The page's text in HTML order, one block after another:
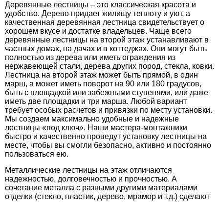
Деревянные лестницы – это классическая красота и
удобство. Дерево придает жилищу теплоту и уют, а
качественная деревянная лестница свидетельствует о
хорошем вкусе и достатке владельцев. Чаще всего
деревянные лестницы на второй этаж устанавливают в
частных домах, на дачах и в коттеджах. Они могут быть
полностью из дерева или иметь ограждения из
нержавеющей стали, дерева других пород, стекла, ковки.
Лестница на второй этаж может быть прямой, в один
марш, а может иметь поворот на 90 или 180 градусов,
быть с площадкой или забежными ступенями, или даже
иметь две площадки и три марша. Любой вариант
требует особых расчетов и привязки по месту установки.
Мы создаем максимально удобные и надежные
лестницы «под ключ». Наши мастера-монтажники
быстро и качественно проведут установку лестницы на
месте, чтобы вы смогли безопасно, активно и постоянно
пользоваться ею.
Металлические лестницы на этаж отличаются
надежностью, долговечностью и прочностью. А
сочетание металла с разными другими материалами
отделки (стекло, пластик, дерево, мрамор и т.д.) сделают